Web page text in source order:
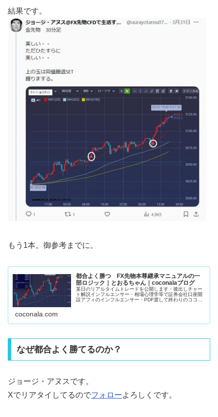
結果です。
もう1本。御参考までに。
都合よく勝つ FX先物本尊継承マニュアルの一
部ロジック｜とおるちゃん｜coconalaブログ
某日のリアルタイムトレードを公開します・後出しチャー
ト解説インフルエンサー・相場心理学等で証券会社口座開
設アフィのインフルエンサー・PDF渡して終わりのココナ
coconala.com
なぜ都合よく勝てるのか？
ジョージ・アヌスです。
Xでリアタイしてるのでフォローよろしくです。